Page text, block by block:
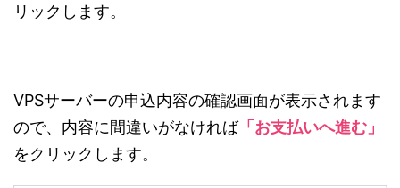
リックします。
VPSサーバーの申込内容の確認画面が表示されます
ので、内容に間違いがなければ「お支払いへ進む」
をクリックします。